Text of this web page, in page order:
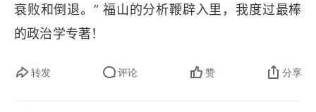
球史、经济、政治、文化等等，篇幅浩瀚不是看一
次能了解的，感觉很多部分没有看懂，知识储备不
衰败和倒退。” 福山的分析鞭辟入里，我度过最棒
的政治学专著！
转发 评论 赞 分享